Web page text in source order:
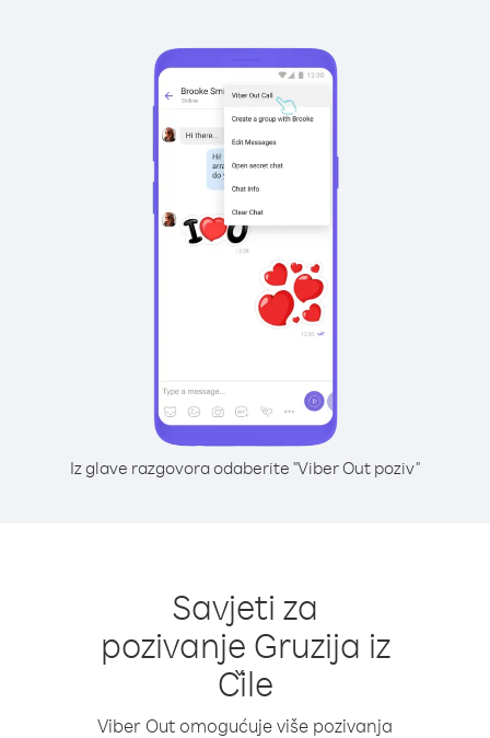
Iz glave razgovora odaberite "Viber Out poziv"
Savjeti za
pozivanje Gruzija iz
Čile
Viber Out omogućuje više pozivanja